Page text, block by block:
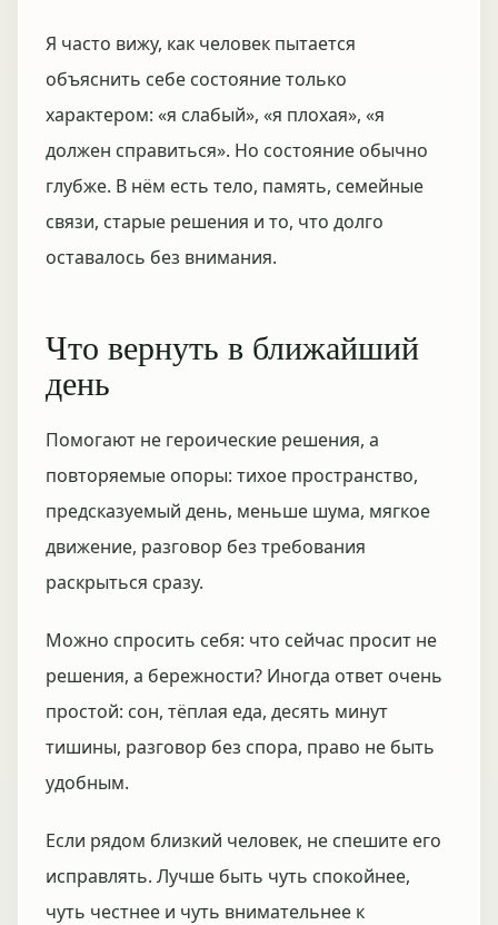
Я часто вижу, как человек пытается
объяснить себе состояние только
характером: «я слабый», «я плохая», «я
должен справиться». Но состояние обычно
глубже. В нём есть тело, память, семейные
связи, старые решения и то, что долго
оставалось без внимания.
Что вернуть в ближайший
день
Помогают не героические решения, а
повторяемые опоры: тихое пространство,
предсказуемый день, меньше шума, мягкое
движение, разговор без требования
раскрыться сразу.
Можно спросить себя: что сейчас просит не
решения, а бережности? Иногда ответ очень
простой: сон, тёплая еда, десять минут
тишины, разговор без спора, право не быть
удобным.
Если рядом близкий человек, не спешите его
исправлять. Лучше быть чуть спокойнее,
чуть честнее и чуть внимательнее к